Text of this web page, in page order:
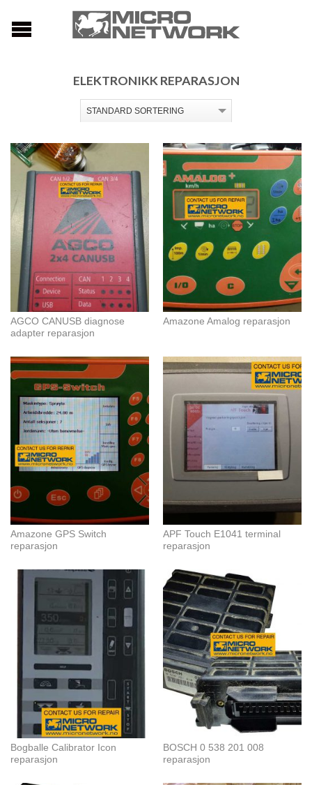
ELEKTRONIKK REPARASJON
AGCO CANUSB diagnose
adapter reparasjon
Amazone Amalog reparasjon
Amazone GPS Switch
reparasjon
APF Touch E1041 terminal
reparasjon
Bogballe Calibrator Icon
reparasjon
BOSCH 0 538 201 008
reparasjon